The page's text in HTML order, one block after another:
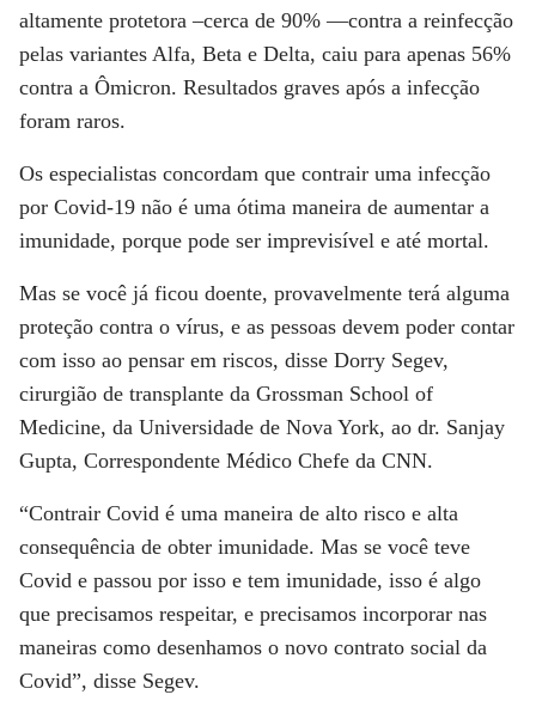
altamente protetora –cerca de 90% —contra a reinfecção
pelas variantes Alfa, Beta e Delta, caiu para apenas 56%
contra a Ômicron. Resultados graves após a infecção
foram raros.
Os especialistas concordam que contrair uma infecção
por Covid-19 não é uma ótima maneira de aumentar a
imunidade, porque pode ser imprevisível e até mortal.
Mas se você já ficou doente, provavelmente terá alguma
proteção contra o vírus, e as pessoas devem poder contar
com isso ao pensar em riscos, disse Dorry Segev,
cirurgião de transplante da Grossman School of
Medicine, da Universidade de Nova York, ao dr. Sanjay
Gupta, Correspondente Médico Chefe da CNN.
“Contrair Covid é uma maneira de alto risco e alta
consequência de obter imunidade. Mas se você teve
Covid e passou por isso e tem imunidade, isso é algo
que precisamos respeitar, e precisamos incorporar nas
maneiras como desenhamos o novo contrato social da
Covid”, disse Segev.